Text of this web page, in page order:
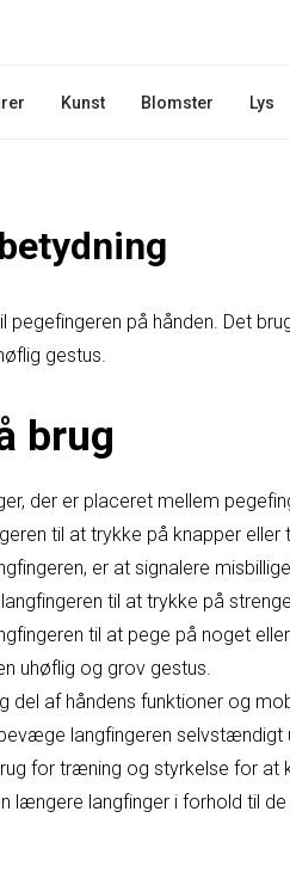
Kunst Blomster Lys
pegefingeren på hånden. Det
gestus.
brug
der er placeret mellem
til at trykke på knapper
er at signalere
til at trykke på
til at pege på noget
uhøflig og grov gestus.
del af håndens funktioner og
langfingeren selvstændigt
for træning og styrkelse for
længere langfinger i forhold til